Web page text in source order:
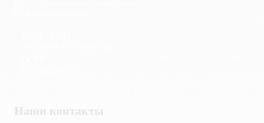
Наши контакты